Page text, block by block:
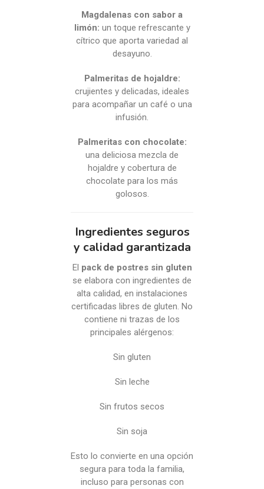
Magdalenas con sabor a
limón: un toque refrescante y
cítrico que aporta variedad al
desayuno.
Palmeritas de hojaldre:
crujientes y delicadas, ideales
para acompañar un café o una
infusión.
Palmeritas con chocolate:
una deliciosa mezcla de
hojaldre y cobertura de
chocolate para los más
golosos.
Ingredientes seguros
y calidad garantizada
El pack de postres sin gluten
se elabora con ingredientes de
alta calidad, en instalaciones
certificadas libres de gluten. No
contiene ni trazas de los
principales alérgenos:
Sin gluten
Sin leche
Sin frutos secos
Sin soja
Esto lo convierte en una opción
segura para toda la familia,
incluso para personas con